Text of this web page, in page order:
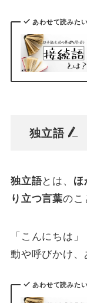
あわせて読みたい
独立語
独立語とは、 ほ
り立つ言葉のこ
「こんにちは
動や呼びかけ、
あわせて読みたい